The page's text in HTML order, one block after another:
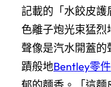
記載的「水餃皮護
色離子炮光束猛
聲像是汽水開蓋
蹟般地Bentley零件